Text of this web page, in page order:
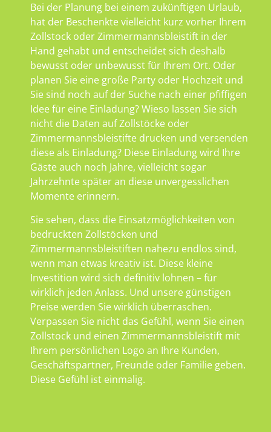
Bei der Planung bei einem zukünftigen Urlaub,
hat der Beschenkte vielleicht kurz vorher Ihrem
Zollstock oder Zimmermannsbleistift in der
Hand gehabt und entscheidet sich deshalb
bewusst oder unbewusst für Ihrem Ort. Oder
planen Sie eine große Party oder Hochzeit und
Sie sind noch auf der Suche nach einer pfiffigen
Idee für eine Einladung? Wieso lassen Sie sich
nicht die Daten auf Zollstöcke oder
Zimmermannsbleistifte drucken und versenden
diese als Einladung? Diese Einladung wird Ihre
Gäste auch noch Jahre, vielleicht sogar
Jahrzehnte später an diese unvergesslichen
Momente erinnern.
Sie sehen, dass die Einsatzmöglichkeiten von
bedruckten Zollstöcken und
Zimmermannsbleistiften nahezu endlos sind,
wenn man etwas kreativ ist. Diese kleine
Investition wird sich definitiv lohnen – für
wirklich jeden Anlass. Und unsere günstigen
Preise werden Sie wirklich überraschen.
Verpassen Sie nicht das Gefühl, wenn Sie einen
Zollstock und einen Zimmermannsbleistift mit
Ihrem persönlichen Logo an Ihre Kunden,
Geschäftspartner, Freunde oder Familie geben.
Diese Gefühl ist einmalig.